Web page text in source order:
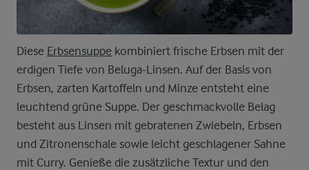
Diese Erbsensuppe kombiniert frische Erbsen mit der
erdigen Tiefe von Beluga-Linsen. Auf der Basis von
Erbsen, zarten Kartoffeln und Minze entsteht eine
leuchtend grüne Suppe. Der geschmackvolle Belag
besteht aus Linsen mit gebratenen Zwiebeln, Erbsen
und Zitronenschale sowie leicht geschlagener Sahne
mit Curry. Genieße die zusätzliche Textur und den